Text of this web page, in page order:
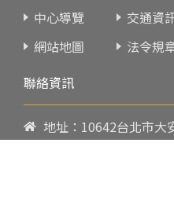
中心導覽
交通資
網站地圖
法令規
聯絡資訊
地址：10642台北市大